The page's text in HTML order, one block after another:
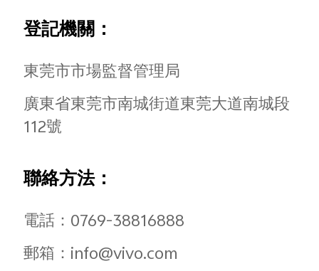
登記機關：
東莞市市場監督管理局
廣東省東莞市南城街道東莞大道南城段
112號
聯絡方法：
電話：0769-38816888
郵箱：info@vivo.com